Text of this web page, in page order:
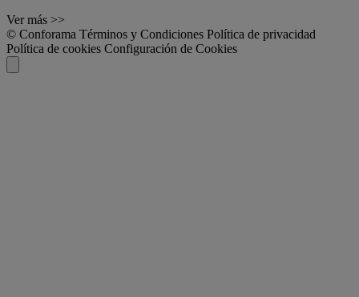
Ver más >>
© Conforama Términos y Condiciones Política de privacidad
Política de cookies Configuración de Cookies